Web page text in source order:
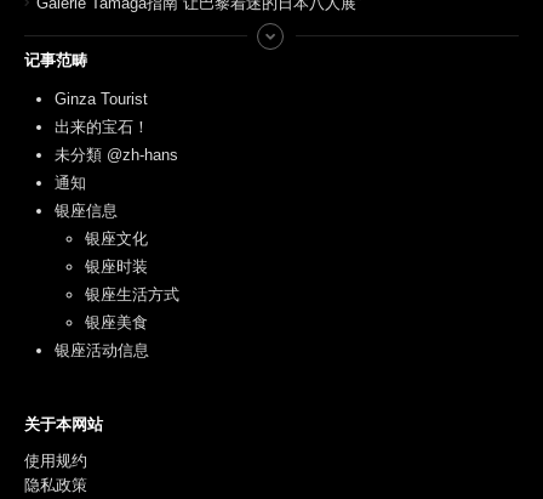
记事范畴
Ginza Tourist
出来的宝石！
未分類 @zh-hans
通知
银座信息
银座文化
银座时装
银座生活方式
银座美食
银座活动信息
关于本网站
使用规约
隐私政策